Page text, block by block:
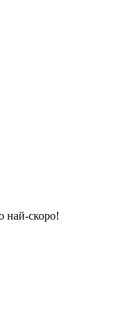
най-скоро!